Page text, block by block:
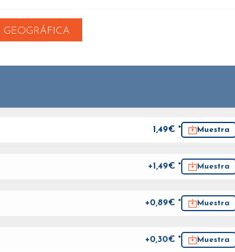
1,49€ * Muestra
+1,49€ * Muestra
+0,89€ * Muestra
+0,30€ * Muestra